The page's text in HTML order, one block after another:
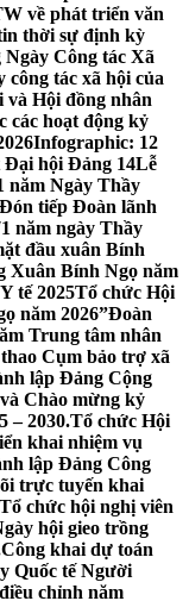
về phát triển văn
thời sự định kỳ
Công tác Xã
tác xã hội của
và Hội đồng nhân
các hoạt động kỷ
Infographic: 12
Đại hội Đảng 14Lễ
năm Ngày Thầy
Đón tiếp Đoàn lãnh
năm ngày Thầy
đầu xuân Bính
Xuân Bính Ngọ năm
tế 2025Tổ chức Hội
năm 2026”Đoàn
Trung tâm nhân
Cụm bảo trợ xã
lập Đảng Cộng
và Chào mừng kỷ
– 2030.Tổ chức Hội
khai nhiệm vụ
lập Đảng Công
trực tuyến khai
Tổ chức hội nghị viên
hội gieo trồng
Công khai dự toán
Quốc tế Người
chỉnh năm